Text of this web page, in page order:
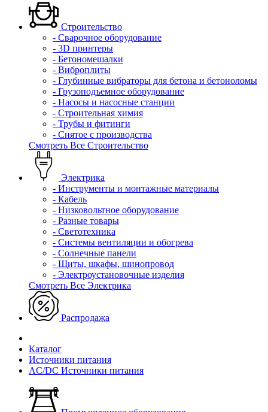
Строительство
- Сварочное оборудование
- 3D принтеры
- Бетономешалки
- Виброплиты
- Глубинные вибраторы для бетона и бетоноломы
- Грузоподъемное оборудование
- Насосы и насосные станции
- Строительная химия
- Трубы и фитинги
- Снятое с производства
Смотреть Все Строительство
Электрика
- Инструменты и монтажные материалы
- Кабель
- Низковольтное оборудование
- Разные товары
- Светотехника
- Системы вентиляции и обогрева
- Солнечные панели
- Щиты, шкафы, шинопровод
- Электроустановочные изделия
Смотреть Все Электрика
Распродажа
Каталог
Источники питания
AC/DC Источники питания